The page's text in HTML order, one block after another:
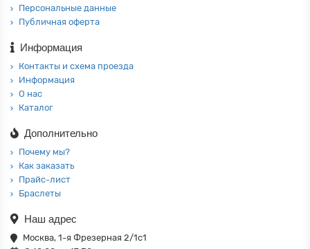
Персональные данные
Публичная оферта
Информация
Контакты и схема проезда
Информация
О нас
Каталог
Дополнительно
Почему мы?
Как заказать
Прайс-лист
Браслеты
Наш адрес
Москва, 1-я Фрезерная 2/1с1